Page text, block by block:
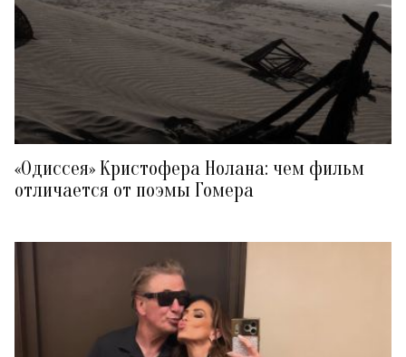
«Одиссея» Кристофера Нолана: чем фильм
отличается от поэмы Гомера